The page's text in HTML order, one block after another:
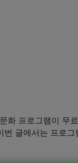
화 프로그램이 무
글에서는 프로